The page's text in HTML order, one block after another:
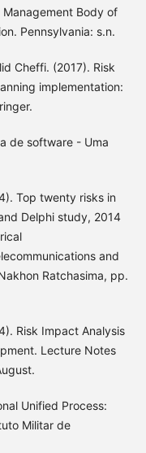
Body of
Pennsylvania: s.n.
Cheffi. (2017). Risk
implementation:
de software - Uma
Top twenty risks in
Delphi study, 2014
and
Ratchasima, pp.
Risk Impact Analysis
Lecture Notes
Unified Process:
Militar de